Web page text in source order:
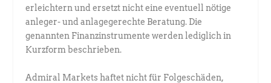
erleichtern und ersetzt nicht eine eventuell nötige
anleger- und anlagegerechte Beratung. Die
genannten Finanzinstrumente werden lediglich in
Kurzform beschrieben.
Admiral Markets haftet nicht für Folgeschäden,